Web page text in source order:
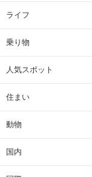
ライフ
乗り物
人気スポット
住まい
動物
国内